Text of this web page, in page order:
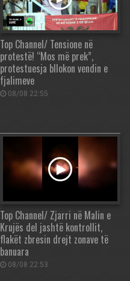
Top Channel/ Tensione në
protestë! “Mos më prek”,
protestuesja bllokon vendin e
fjalimeve
08/08 22:55
Top Channel/ Zjarri në Malin e
Krujës del jashtë kontrollit,
flakët zbresin drejt zonave të
banuara
08/08 22:53